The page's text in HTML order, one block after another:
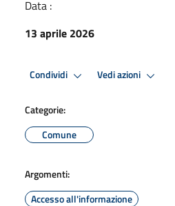
Data :
13 aprile 2026
Condividi Vedi azioni
Categorie:
Comune
Argomenti:
Accesso all'informazione